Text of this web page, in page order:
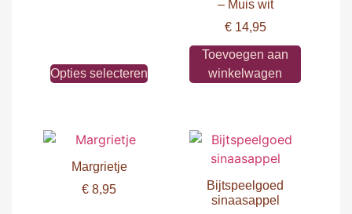
Opties selecteren
– Muis wit
€14,95
Toevoegen aan
winkelwagen
Margrietje
€ 8,95
Bijtspeelgoed
sinaasappel